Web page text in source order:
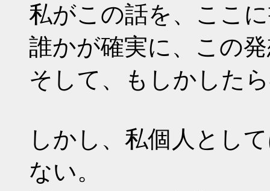
私がこの話を、ここ
誰かが確実に、この
そして、もしかした
しかし、私個人とし
ない。